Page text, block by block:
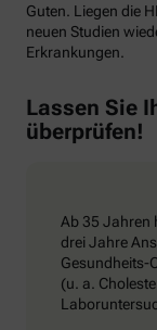
Guten. Liegen die
neuen Studien
Erkrankungen.
Lassen Sie
überprüfen!
Ab 35 Jahren
drei Jahre
Gesundheits-
(u. a.